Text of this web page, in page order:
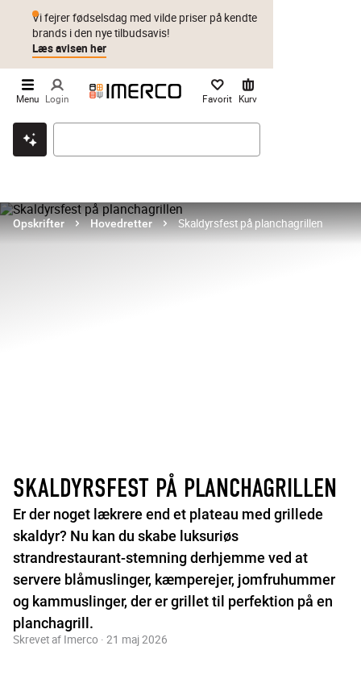
Klik & hent Byt i 1 år Prismatch
Vi fejrer fødselsdag med vilde priser på kendte
brands i den nye tilbudsavis!
Læs avisen her
Menu Login Favorit Kurv
Opskrifter Hovedretter Skaldyrsfest på planchagrillen
SKALDYRSFEST PÅ PLANCHAGRILLEN
Er der noget lækrere end et plateau med grillede
skaldyr? Nu kan du skabe luksuriøs
strandrestaurant-stemning derhjemme ved at
servere blåmuslinger, kæmperejer, jomfruhummer
og kammuslinger, der er grillet til perfektion på en
planchagrill.
Skrevet af Imerco · 21 maj 2026